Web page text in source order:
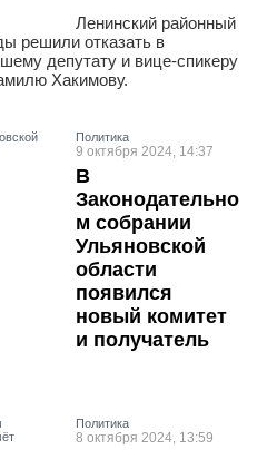
Ленинский районный
решили отказать в
депутату и вице-спикеру
Хакимову.
Политика
9 октября 2024, 14:37
В
Законодательно
м собрании
Ульяновской
области
появился
новый комитет
и получатель
Политика
8 октября 2024, 13:59